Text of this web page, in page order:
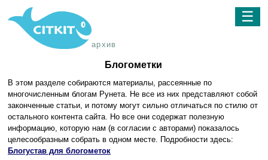
архив
☰
Блогометки
В этом разделе собираются материалы, рассеянные по
многочисленным блогам Рунета. Не все из них представляют собой
законченные статьи, и потому могут сильно отличаться по стилю от
остального контента сайта. Но все они содержат полезную
информацию, которую нам (в согласии с авторами) показалось
целесообразным собрать в одном месте. Подробности здесь:
Блогустав для блогометок